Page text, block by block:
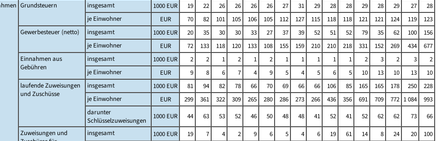
Grundsteuern insgesamt 1000 EUR 19 22 26 26 26 26 27 31 29 28 28 29 28 29 27
28
je Einwohner
EUR 70 82 101 105 106 105 112 127 115 118 118 121 121 124 119
123
Gewerbesteuer (netto)
insgesamt 1000 EUR 20 35 30 30 33 27 37 39 52 51 52 79 35 62 100
156
je Einwohner
EUR 72 133 118 120 133 108 155 159 210 210 218 331 152 269 434
677
Einnahmen aus
Gebühren
insgesamt 1000 EUR 2 2 1 2 1 2 1 1 1 1 1 2 3 2 3
2
je Einwohner
EUR 9 8 6 7 4 9 5 4 5 6 5 10 13 10 13
10
laufende Zuweisungen
und Zuschüsse
insgesamt 1000 EUR 81 94 82 78 66 70 69 66 66 106 85 165 165 178 250
228
je Einwohner
EUR 299 361 322 309 265 280 286 273 266 436 356 691 709 772 1 084
993
darunter
Schlüsselzuweisungen
1000 EUR 44 63 53 52 46 50 48 48 41 52 41 52 62 62 73
66
Zuweisungen und
insgesamt 1000 EUR 19 7 4 2 9 6 5 4 6 19 61 14 8 24 20 100